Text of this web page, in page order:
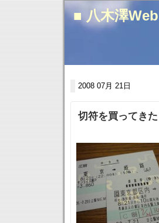
■ 八木澤
2008 07月 21日
切符を買ってきた